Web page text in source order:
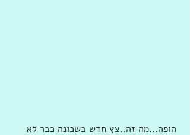
הופה...מה זה..צץ חדש בשכונה כבר לא